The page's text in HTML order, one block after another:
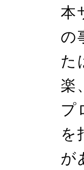
本
の
た
楽
プ
を
が